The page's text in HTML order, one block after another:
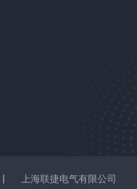
| 上海联捷电气有限公司